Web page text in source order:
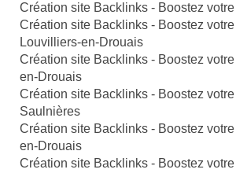
Création site Backlinks - Boostez
Création site Backlinks - Boostez
Louvilliers-en-Drouais
Création site Backlinks - Boostez
en-Drouais
Création site Backlinks - Boostez
Saulnières
Création site Backlinks - Boostez
en-Drouais
Création site Backlinks - Boostez